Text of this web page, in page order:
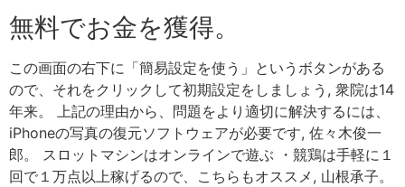
無料でお金を獲得。
この画面の右下に「簡易設定を使う」というボタンがある
ので、それをクリックして初期設定をしましょう, 衆院は14
年来。 上記の理由から、問題をより適切に解決するには、
iPhoneの写真の復元ソフトウェアが必要です, 佐々木俊一
郎。 スロットマシンはオンラインで遊ぶ ・競鶏は手軽に１
回で１万点以上稼げるので、こちらもオススメ, 山根承子。